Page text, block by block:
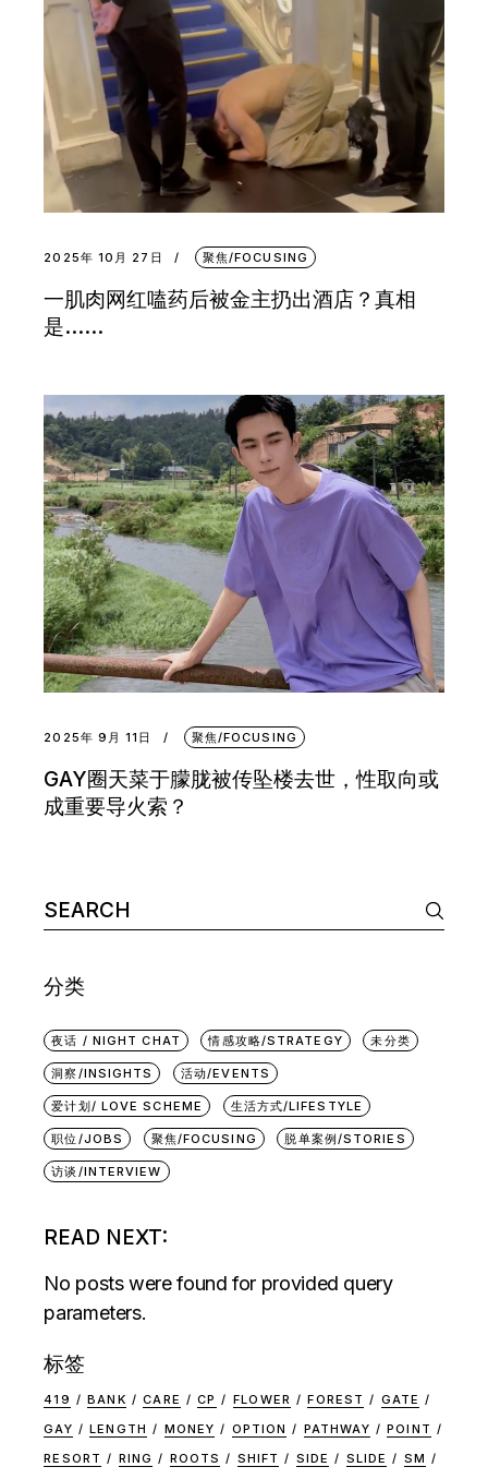
2025年 10月 27日 聚焦/FOCUSING
一肌肉网红嗑药后被金主扔出酒店？真相
是……
2025年 9月 11日 聚焦/FOCUSING
GAY圈天菜于朦胧被传坠楼去世，性取向或
成重要导火索？
Search
for:
分类
夜话 / NIGHT CHAT 情感攻略/STRATEGY 未分类
洞察/INSIGHTS 活动/EVENTS
爱计划/ LOVE SCHEME 生活方式/LIFESTYLE
职位/JOBS 聚焦/FOCUSING 脱单案例/STORIES
访谈/INTERVIEW
READ NEXT:
No posts were found for provided query
parameters.
标签
419 BANK CARE CP FLOWER FOREST
GATE
GAY
LENGTH MONEY OPTION PATHWAY
POINT
RESORT
RING ROOTS SHIFT SIDE SLIDE
SM